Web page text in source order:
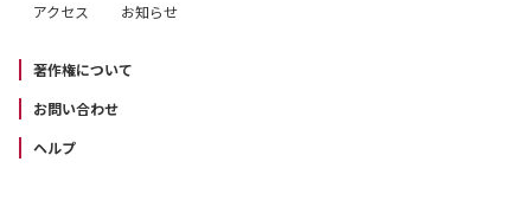
アクセス お知らせ
著作権について
お問い合わせ
ヘルプ